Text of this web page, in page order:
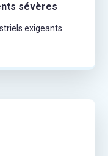
sévères
exigeants